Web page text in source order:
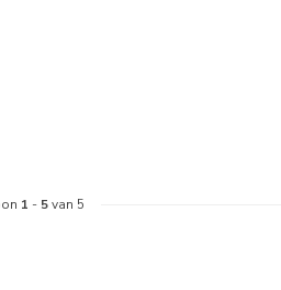
1 - 5van 5